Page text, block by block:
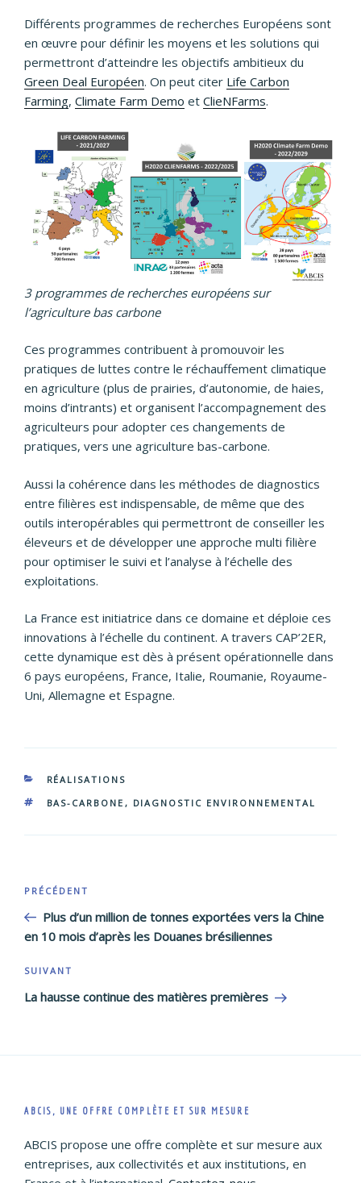
Différents programmes de recherches Européens sont
en œuvre pour définir les moyens et les solutions qui
permettront d’atteindre les objectifs ambitieux du
Green Deal Européen. On peut citer Life Carbon
Farming, Climate Farm Demo et ClieNFarms.
3 programmes de recherches européens sur
l’agriculture bas carbone
Ces programmes contribuent à promouvoir les
pratiques de luttes contre le réchauffement climatique
en agriculture (plus de prairies, d’autonomie, de haies,
moins d’intrants) et organisent l’accompagnement des
agriculteurs pour adopter ces changements de
pratiques, vers une agriculture bas-carbone.
Aussi la cohérence dans les méthodes de diagnostics
entre filières est indispensable, de même que des
outils interopérables qui permettront de conseiller les
éleveurs et de développer une approche multi filière
pour optimiser le suivi et l’analyse à l’échelle des
exploitations.
La France est initiatrice dans ce domaine et déploie ces
innovations à l’échelle du continent. A travers CAP’2ER,
cette dynamique est dès à présent opérationnelle dans
6 pays européens, France, Italie, Roumanie, Royaume-
Uni, Allemagne et Espagne.
CATÉGORIES
RÉALISATIONS
ÉTIQUETTES
BAS-CARBONE , DIAGNOSTIC ENVIRONNEMENTAL
Navigation
l’article
Article
précédent
PRÉCÉDENT
Plus d’un million de tonnes exportées vers la Chine
en 10 mois d’après les Douanes brésiliennes
Article
suivant
SUIVANT
La hausse continue des matières premières
ABCIS, UNE OFFRE COMPLÈTE ET SUR MESURE
ABCIS propose une offre complète et sur mesure aux
entreprises, aux collectivités et aux institutions, en